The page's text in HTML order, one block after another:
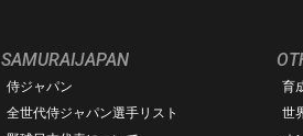
SAMURAIJAPAN
侍ジャパン
全世代侍ジャパン選手リスト
育
世